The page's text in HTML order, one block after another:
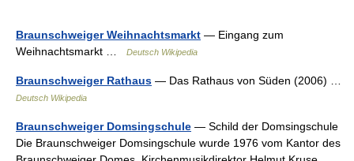
Braunschweiger Weihnachtsmarkt — Eingang zum
Weihnachtsmarkt …
Deutsch Wikipedia
Braunschweiger Rathaus — Das Rathaus von Süden (2006) …
Deutsch Wikipedia
Braunschweiger Domsingschule — Schild der Domsingschule
Die Braunschweiger Domsingschule wurde 1976 vom Kantor des